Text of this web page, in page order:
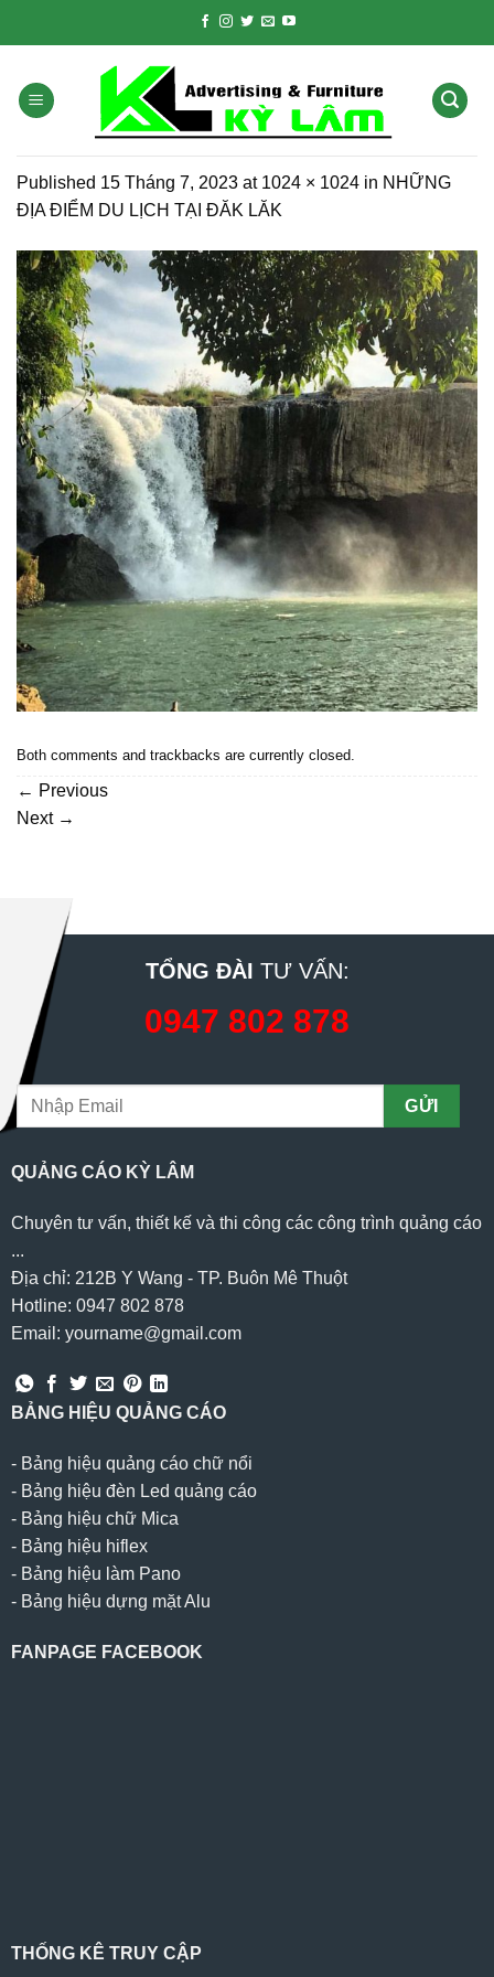
Published 15 Tháng 7, 2023 at 1024 × 1024 in NHỮNG
ĐỊA ĐIỂM DU LỊCH TẠI ĐĂK LĂK
Both comments and trackbacks are currently closed.
← Previous
Next →
TỔNG ĐÀI TƯ VẤN:
0947 802 878
QUẢNG CÁO KỲ LÂM
Chuyên tư vấn, thiết kế và thi công các công trình quảng cáo
...
Địa chỉ: 212B Y Wang - TP. Buôn Mê Thuột
Hotline: 0947 802 878
Email: yourname@gmail.com
BẢNG HIỆU QUẢNG CÁO
- Bảng hiệu quảng cáo chữ nổi
- Bảng hiệu đèn Led quảng cáo
- Bảng hiệu chữ Mica
- Bảng hiệu hiflex
- Bảng hiệu làm Pano
- Bảng hiệu dựng mặt Alu
FANPAGE FACEBOOK
THỐNG KÊ TRUY CẬP